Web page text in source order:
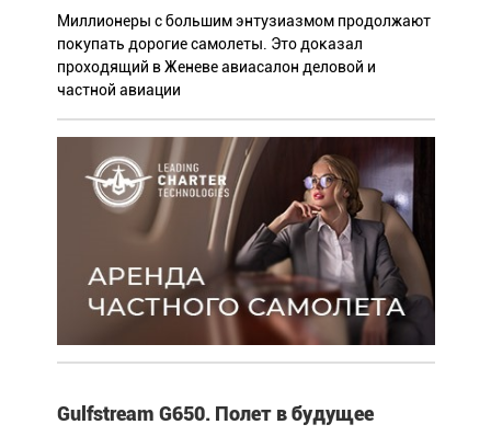
Миллионеры с большим энтузиазмом продолжают
покупать дорогие самолеты. Это доказал
проходящий в Женеве авиасалон деловой и
частной авиации
Gulfstream G650. Полет в будущее